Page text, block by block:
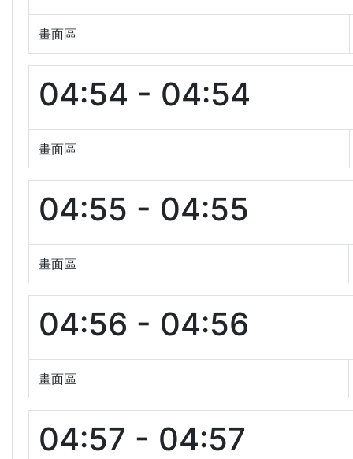
畫面區
04:54 - 04:54
畫面區
04:55 - 04:55
畫面區
04:56 - 04:56
畫面區
04:57 - 04:57